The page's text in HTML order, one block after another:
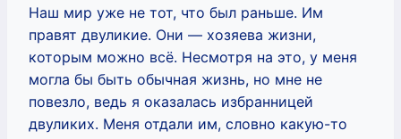
Наш мир уже не тот, что был раньше. Им
правят двуликие. Они — хозяева жизни,
которым можно всё. Несмотря на это, у меня
могла бы быть обычная жизнь, но мне не
повезло, ведь я оказалась избранницей
двуликих. Меня отдали им, словно какую-то